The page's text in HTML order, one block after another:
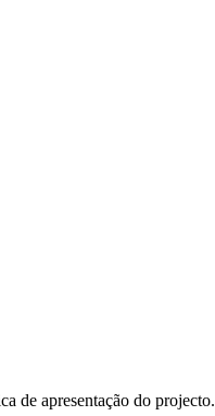
de apresentação do projecto.